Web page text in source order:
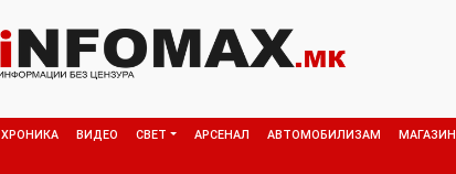
ХРОНИКА ВИДЕО СВЕТ АРСЕНАЛ АВТОМОБИЛИЗАМ МАГАЗИН